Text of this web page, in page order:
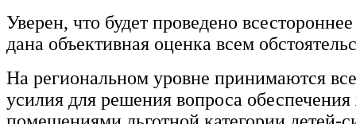
Уверен, что будет проведено
дана объективная оценка всем
На региональном уровне принимаются
усилия для решения вопроса